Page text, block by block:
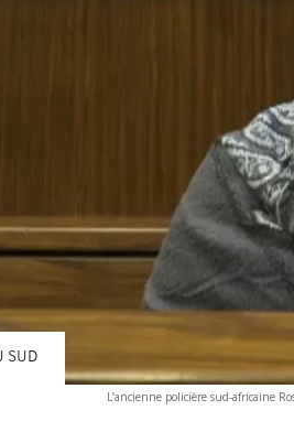
L’ancienne policière sud-africaine
SUD